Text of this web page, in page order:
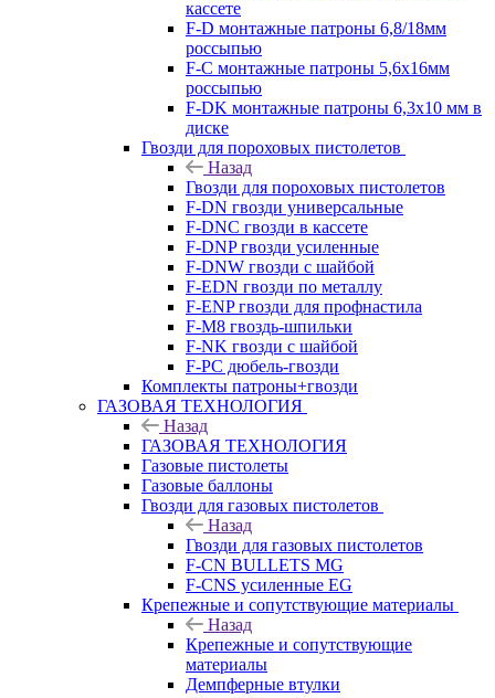
кассете
F-D монтажные патроны 6,8/18мм
россыпью
F-C монтажные патроны 5,6х16мм
россыпью
F-DK монтажные патроны 6,3х10 мм в
диске
Гвозди для пороховых пистолетов
Назад
Гвозди для пороховых пистолетов
F-DN гвозди универсальные
F-DNC гвозди в кассете
F-DNP гвозди усиленные
F-DNW гвозди с шайбой
F-EDN гвозди по металлу
F-ENP гвозди для профнастила
F-M8 гвоздь-шпильки
F-NK гвозди с шайбой
F-PC дюбель-гвозди
Комплекты патроны+гвозди
ГАЗОВАЯ ТЕХНОЛОГИЯ
Назад
ГАЗОВАЯ ТЕХНОЛОГИЯ
Газовые пистолеты
Газовые баллоны
Гвозди для газовых пистолетов
Назад
Гвозди для газовых пистолетов
F-CN BULLETS MG
F-CNS усиленные EG
Крепежные и сопутствующие материалы
Назад
Крепежные и сопутствующие
материалы
Демпферные втулки